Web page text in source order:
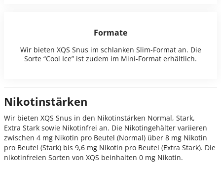
Formate
Wir bieten XQS Snus im schlanken Slim-Format an. Die
Sorte “Cool Ice” ist zudem im Mini-Format erhältlich.
Nikotinstärken
Wir bieten XQS Snus in den Nikotinstärken Normal, Stark,
Extra Stark sowie Nikotinfrei an. Die Nikotingehälter variieren
zwischen 4 mg Nikotin pro Beutel (Normal) über 8 mg Nikotin
pro Beutel (Stark) bis 9,6 mg Nikotin pro Beutel (Extra Stark). Die
nikotinfreien Sorten von XQS beinhalten 0 mg Nikotin.